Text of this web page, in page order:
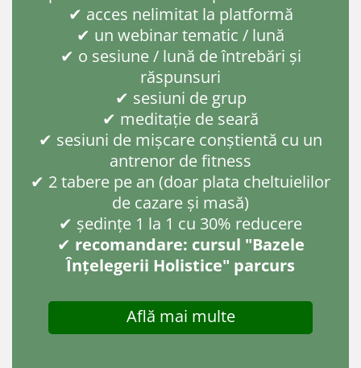
✔ acces nelimitat la platformă
✔ un webinar tematic / lună
✔ o sesiune / lună de întrebări și
răspunsuri
✔ sesiuni de grup
✔ meditație de seară
✔ sesiuni de mișcare conștientă cu un
antrenor de fitness
✔ 2 tabere pe an (doar plata cheltuielilor
de cazare și masă)
✔ ședințe 1 la 1 cu 30% reducere
✔ recomandare: cursul "Bazele
Înțelegerii Holistice" parcurs
Află mai multe